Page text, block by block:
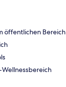
öffentlichen Bereich